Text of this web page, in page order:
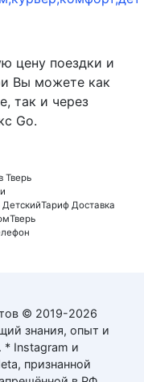
цену поездки и
Вы можете как
так и через
Go.
Тверь
Тариф Доставка
Тверь
© 2019-2026
знания, опыт и
* Instagram и
признанной